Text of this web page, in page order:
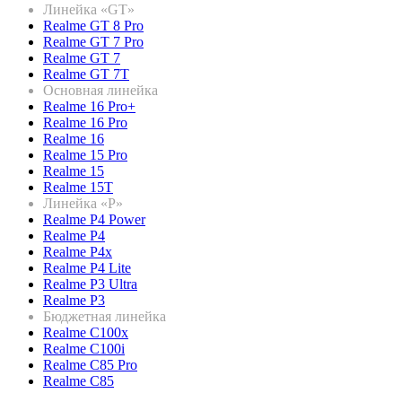
Линейка «GT»
Realme GT 8 Pro
Realme GT 7 Pro
Realme GT 7
Realme GT 7T
Основная линейка
Realme 16 Pro+
Realme 16 Pro
Realme 16
Realme 15 Pro
Realme 15
Realme 15T
Линейка «P»
Realme P4 Power
Realme P4
Realme P4x
Realme P4 Lite
Realme P3 Ultra
Realme P3
Бюджетная линейка
Realme C100x
Realme C100i
Realme C85 Pro
Realme C85